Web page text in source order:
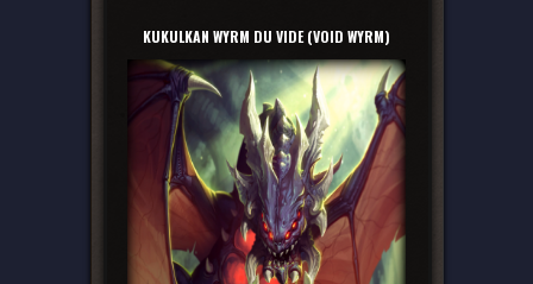
KUKULKAN WYRM DU VIDE (VOID WYRM)